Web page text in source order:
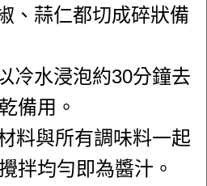
、蒜仁都切成碎狀備
冷水浸泡約30分鐘去
備用。
料與所有調味料一起
拌均勻即為醬汁。